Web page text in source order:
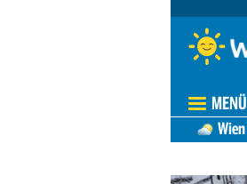
MENÜ
Wien